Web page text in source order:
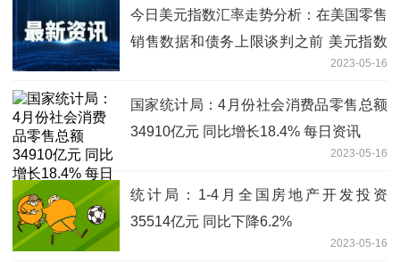
今日美元指数汇率走势分析：在美国零售
销售数据和债务上限谈判之前 美元指数
2023-05-16
国家统计局：4月份社会消费品零售总额
34910亿元 同比增长18.4% 每日资讯
2023-05-16
统计局：1-4月全国房地产开发投资
35514亿元 同比下降6.2%
2023-05-16